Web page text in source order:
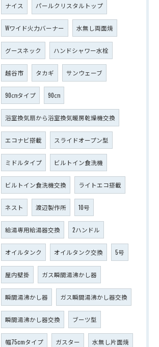
ナイス パールクリスタルトップ
Wワイド火力バーナー 水無し両面焼
グースネック ハンドシャワー水栓
越谷市 タカギ サンウェーブ
90㎝タイプ 90㎝
浴室換気扇から浴室換気暖房乾燥機交換
エコナビ搭載 スライドオープン型
ミドルタイプ ビルトイン食洗機
ビルトイン食洗機交換 ライトエコ搭載
ネスト 渡辺製作所 10号
給湯専用給湯器交換 2ハンドル
オイルタンク オイルタンク交換 5号
屋内壁掛 ガス瞬間湯沸かし器
瞬間湯沸かし器 ガス瞬間湯沸かし器交換
瞬間湯沸かし器交換 ブーツ型
幅75cmタイプ ガスター 水無し片面焼